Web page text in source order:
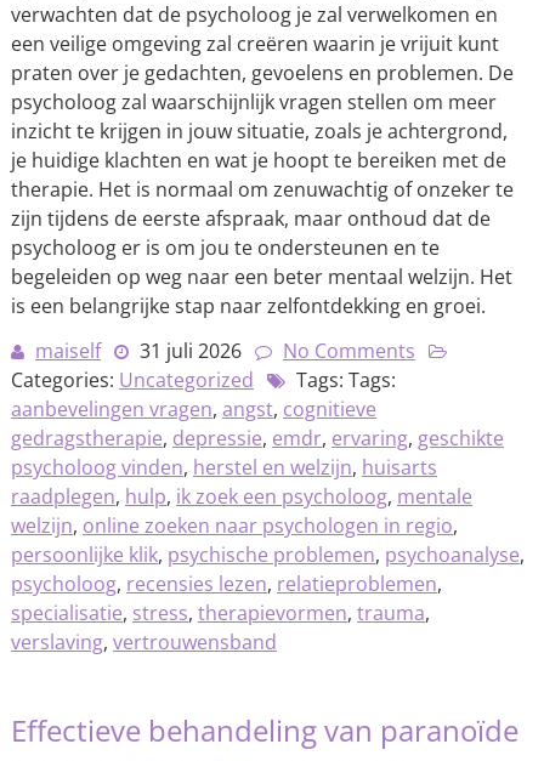
verwachten dat de psycholoog je zal verwelkomen en
een veilige omgeving zal creëren waarin je vrijuit kunt
praten over je gedachten, gevoelens en problemen. De
psycholoog zal waarschijnlijk vragen stellen om meer
inzicht te krijgen in jouw situatie, zoals je achtergrond,
je huidige klachten en wat je hoopt te bereiken met de
therapie. Het is normaal om zenuwachtig of onzeker te
zijn tijdens de eerste afspraak, maar onthoud dat de
psycholoog er is om jou te ondersteunen en te
begeleiden op weg naar een beter mentaal welzijn. Het
is een belangrijke stap naar zelfontdekking en groei.
maiself
31 juli 2026
No Comments
Categories: Uncategorized
Tags: Tags:
aanbevelingen vragen, angst, cognitieve
gedragstherapie, depressie, emdr, ervaring, geschikte
psycholoog vinden, herstel en welzijn, huisarts
raadplegen, hulp, ik zoek een psycholoog, mentale
welzijn, online zoeken naar psychologen in regio,
persoonlijke klik, psychische problemen, psychoanalyse,
psycholoog, recensies lezen, relatieproblemen,
specialisatie, stress, therapievormen, trauma,
verslaving, vertrouwensband
Effectieve behandeling van paranoïde